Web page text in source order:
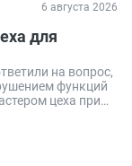
6 августа 2026
для
на вопрос,
функций
цеха при